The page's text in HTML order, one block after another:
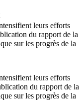
leurs efforts
du rapport de la
sur les progrès de la
leurs efforts
du rapport de la
sur les progrès de la